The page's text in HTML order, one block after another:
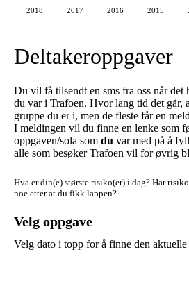
2018 2017 2016 2015
Deltakeroppgaver
Du vil få tilsendt en sms fra oss når det
du var i Trafoen. Hvor lang tid det går,
gruppe du er i, men de fleste får en
I meldingen vil du finne en lenke som
oppgaven/sola som du var med på å
alle som besøker Trafoen vil for øvrig
Hva er din(e) største risiko(er) i dag? Har
noe etter at du fikk lappen?
Velg oppgave
Velg dato i topp for å finne den